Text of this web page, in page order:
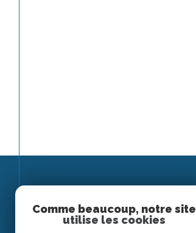
Espace
PROPRIÉTAIRE
Comme beaucoup, notre site
utilise les cookies